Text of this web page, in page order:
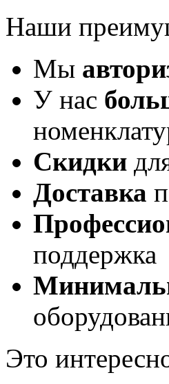
Наши
Мы
У нас
Скидки
Доставка
поддержка
Это